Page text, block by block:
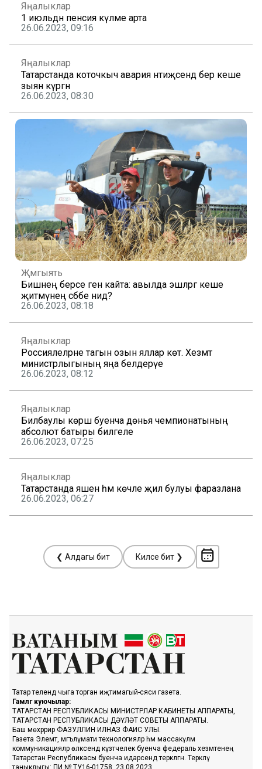
Яңалыклар
1 июльдән пенсия күләме арта
26.06.2023, 09:16
Яңалыклар
Татарстанда коточкыч авария нәтиҗәсендә бер кеше
зыян күргән
26.06.2023, 08:30
Җәмгыять
Бишнең берсе генә кайта: авылда эшләргә кеше
җитмәүнең сәбәбе нидә?
26.06.2023, 08:18
Яңалыклар
Россиялеләрне тагын озын яллар көтә. Хезмәт
министрлыгының яңа белдерүе
26.06.2023, 08:12
Яңалыклар
Билбаулы көрәш буенча дөнья чемпионатының
абсолют батыры билгеле
26.06.2023, 07:25
Яңалыклар
Татарстанда яшен һәм көчле җил булуы фаразлана
26.06.2023, 06:27
❮ Алдагы бит Киләсе бит ❯
Татар телендә чыга торган иҗтимагый-сәяси газета.
Гамәлгә куючылар:
ТАТАРСТАН РЕСПУБЛИКАСЫ МИНИСТРЛАР КАБИНЕТЫ АППАРАТЫ,
ТАТАРСТАН РЕСПУБЛИКАСЫ ДӘҮЛӘТ СОВЕТЫ АППАРАТЫ.
Баш мөхәррир ФАЗУЛЛИН ИЛНАЗ ФАИС УЛЫ.
Газета Элемтә, мәгълүмати технологияләр һәм массакүләм
коммуникацияләр өлкәсендә күзәтчелек буенча федераль хезмәтенең
Татарстан Республикасы буенча идарәсендә теркәлгән. Теркәлү